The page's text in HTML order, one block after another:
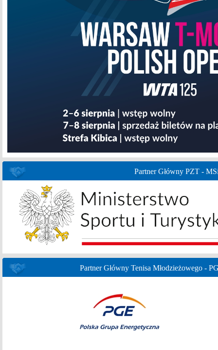
Partner Główny PZT -
Partner Główny Tenisa Młodzieżowego -